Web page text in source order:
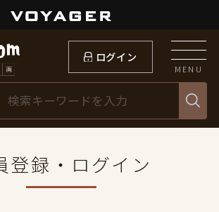
ログイン
MENU
登録・ログイン